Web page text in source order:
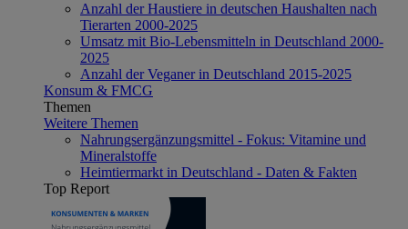
Anzahl der Haustiere in deutschen Haushalten nach
Tierarten 2000-2025
Umsatz mit Bio-Lebensmitteln in Deutschland 2000-
2025
Anzahl der Veganer in Deutschland 2015-2025
Konsum & FMCG
Themen
Weitere Themen
Nahrungsergänzungsmittel - Fokus: Vitamine und
Mineralstoffe
Heimtiermarkt in Deutschland - Daten & Fakten
Top Report